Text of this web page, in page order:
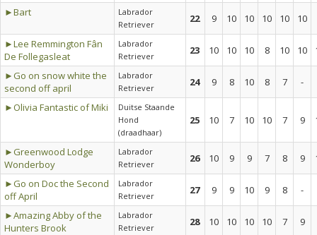
►Bart
Labrador
Retriever
22 9 10 10 10 10
10
►Lee Remmington Fân
De Follegasleat
Labrador
Retriever
23 10 10 10 8 10 10
►Go on snow white the
second off april
Labrador
Retriever
24 9 8 10 8 7
-
►Olivia Fantastic of Miki
Duitse Staande
Hond
(draadhaar)
25 10 7 10 10 7 9
►Greenwood Lodge
Wonderboy
Labrador
Retriever
26 10 9 9 7 8 9
►Go on Doc the Second
off April
Labrador
Retriever
27 9 9 10 9 8
-
►Amazing Abby of the
Hunters Brook
Labrador
Retriever
28 10 10 10 10 7
9